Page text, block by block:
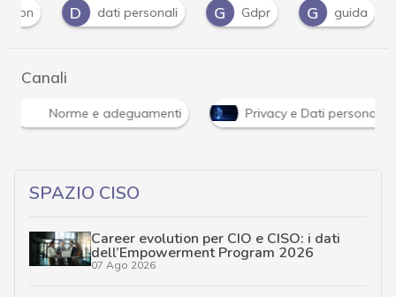
D
dati personali G Gdpr G guida P
Canali
Norme e adeguamenti Privacy e Dati personali
SPAZIO CISO
Career evolution per CIO e CISO: i dati
dell’Empowerment Program 2026
07 Ago 2026